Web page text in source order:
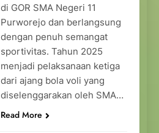
di GOR SMA Negeri 11
Purworejo dan berlangsung
dengan penuh semangat
sportivitas. Tahun 2025
menjadi pelaksanaan ketiga
dari ajang bola voli yang
diselenggarakan oleh SMA…
Read More